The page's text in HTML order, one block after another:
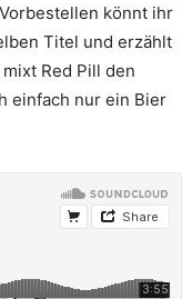
könnt ihr
Titel und erzählt
Red Pill den
einfach nur ein Bier